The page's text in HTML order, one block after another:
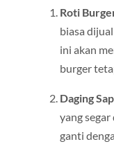
Roti
biasa
ini akan
burger
Daging
yang
ganti